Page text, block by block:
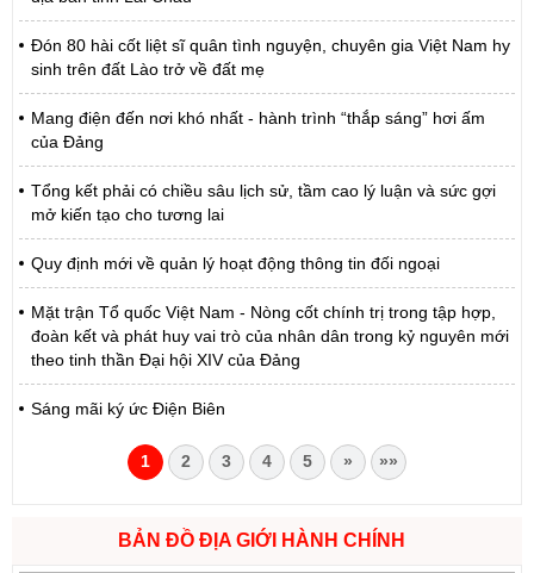
Đón 80 hài cốt liệt sĩ quân tình nguyện, chuyên gia Việt Nam hy
sinh trên đất Lào trở về đất mẹ
Mang điện đến nơi khó nhất - hành trình “thắp sáng” hơi ấm
của Đảng
Tổng kết phải có chiều sâu lịch sử, tầm cao lý luận và sức gợi
mở kiến tạo cho tương lai
Quy định mới về quản lý hoạt động thông tin đối ngoại
Mặt trận Tổ quốc Việt Nam - Nòng cốt chính trị trong tập hợp,
đoàn kết và phát huy vai trò của nhân dân trong kỷ nguyên mới
theo tinh thần Đại hội XIV của Đảng
Sáng mãi ký ức Điện Biên
1 2 3 4 5 » »»
BẢN ĐỒ ĐỊA GIỚI HÀNH CHÍNH